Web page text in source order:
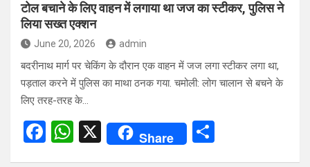
टोल बचाने के लिए वाहन में लगाया था जज का स्टीकर, पुलिस ने
लिया सख्त एक्शन
June 20, 2026 admin
बदरीनाथ मार्ग पर चेकिंग के दौरान एक वाहन में जज लगा स्टीकर लगा था,
पड़ताल करने में पुलिस का माथा ठनक गया. चमोली: लोग चालान से बचने के
लिए तरह-तरह के…
F
W X Share